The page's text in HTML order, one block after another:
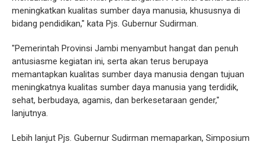
meningkatkan kualitas sumber daya manusia, khususnya di
bidang pendidikan," kata Pjs. Gubernur Sudirman.
"Pemerintah Provinsi Jambi menyambut hangat dan penuh
antusiasme kegiatan ini, serta akan terus berupaya
memantapkan kualitas sumber daya manusia dengan tujuan
meningkatnya kualitas sumber daya manusia yang terdidik,
sehat, berbudaya, agamis, dan berkesetaraan gender,"
lanjutnya.
Lebih lanjut Pjs. Gubernur Sudirman memaparkan, Simposium